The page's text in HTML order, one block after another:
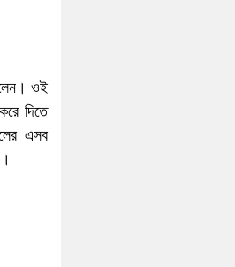
ওই
দিতে
এসব